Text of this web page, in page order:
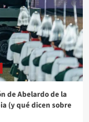
de Abelardo de la
(y qué dicen sobre